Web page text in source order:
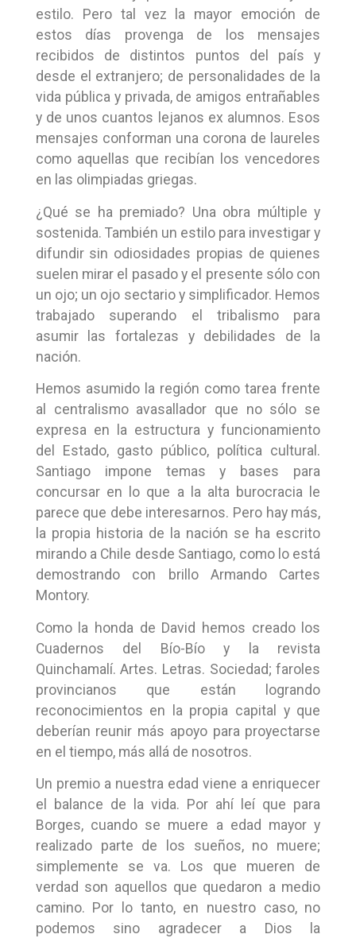
estilo. Pero tal vez la mayor emoción de
estos días provenga de los mensajes
recibidos de distintos puntos del país y
desde el extranjero; de personalidades de la
vida pública y privada, de amigos entrañables
y de unos cuantos lejanos ex alumnos. Esos
mensajes conforman una corona de laureles
como aquellas que recibían los vencedores
en las olimpiadas griegas.
¿Qué se ha premiado? Una obra múltiple y
sostenida. También un estilo para investigar y
difundir sin odiosidades propias de quienes
suelen mirar el pasado y el presente sólo con
un ojo; un ojo sectario y simplificador. Hemos
trabajado superando el tribalismo para
asumir las fortalezas y debilidades de la
nación.
Hemos asumido la región como tarea frente
al centralismo avasallador que no sólo se
expresa en la estructura y funcionamiento
del Estado, gasto público, política cultural.
Santiago impone temas y bases para
concursar en lo que a la alta burocracia le
parece que debe interesarnos. Pero hay más,
la propia historia de la nación se ha escrito
mirando a Chile desde Santiago, como lo está
demostrando con brillo Armando Cartes
Montory.
Como la honda de David hemos creado los
Cuadernos del Bío-Bío y la revista
Quinchamalí. Artes. Letras. Sociedad; faroles
provincianos que están logrando
reconocimientos en la propia capital y que
deberían reunir más apoyo para proyectarse
en el tiempo, más allá de nosotros.
Un premio a nuestra edad viene a enriquecer
el balance de la vida. Por ahí leí que para
Borges, cuando se muere a edad mayor y
realizado parte de los sueños, no muere;
simplemente se va. Los que mueren de
verdad son aquellos que quedaron a medio
camino. Por lo tanto, en nuestro caso, no
podemos sino agradecer a Dios la